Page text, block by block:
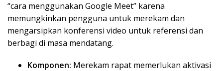
“cara menggunakan Google Meet” karena
memungkinkan pengguna untuk merekam dan
mengarsipkan konferensi video untuk referensi dan
berbagi di masa mendatang.
Komponen: Merekam rapat memerlukan aktivasi